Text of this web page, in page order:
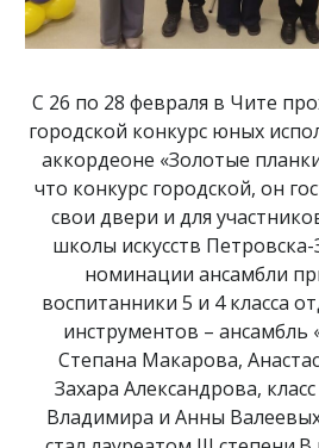
С 26 по 28 февраля в Чите
городской конкурс юных
аккордеоне «Золотые
что конкурс городской, он
свои двери и для
школы искусств
номинации ансамбли
воспитанники 5 и 4 класса
инструментов – ансамбль
Степана Макарова,
Захара Александрова,
Владимира и Анны